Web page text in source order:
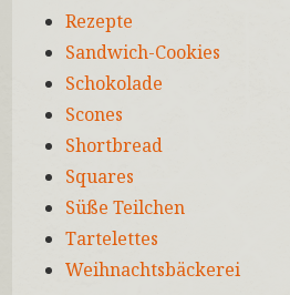
Rezepte
Sandwich-Cookies
Schokolade
Scones
Shortbread
Squares
Süße Teilchen
Tartelettes
Weihnachtsbäckerei